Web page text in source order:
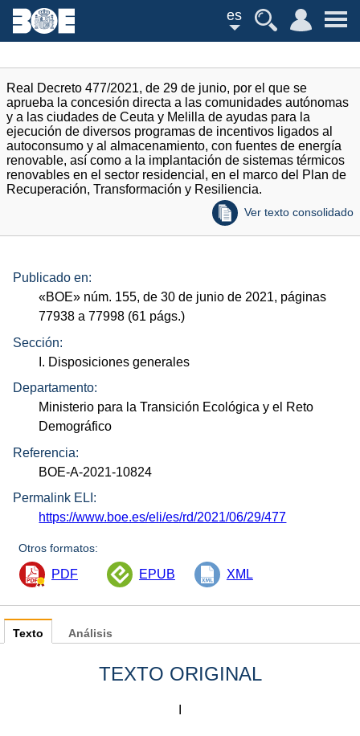
es
Real Decreto 477/2021, de 29 de junio, por el que se
aprueba la concesión directa a las comunidades autónomas
y a las ciudades de Ceuta y Melilla de ayudas para la
ejecución de diversos programas de incentivos ligados al
autoconsumo y al almacenamiento, con fuentes de energía
renovable, así como a la implantación de sistemas térmicos
renovables en el sector residencial, en el marco del Plan de
Recuperación, Transformación y Resiliencia.
Ver texto consolidado
Publicado en:
«BOE» núm. 155, de 30 de junio de 2021, páginas
77938 a 77998 (61 págs.)
Sección:
I. Disposiciones generales
Departamento:
Ministerio para la Transición Ecológica y el Reto
Demográfico
Referencia:
BOE-A-2021-10824
Permalink ELI:
https://www.boe.es/eli/es/rd/2021/06/29/477
Otros formatos:
PDF EPUB XML
Texto
TEXTO ORIGINAL
Análisis